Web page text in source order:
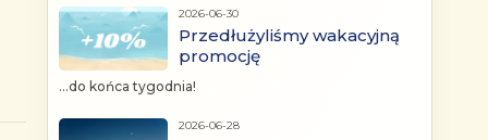
2026-06-30
Przedłużyliśmy wakacyjną
promocję
...do końca tygodnia!
2026-06-28